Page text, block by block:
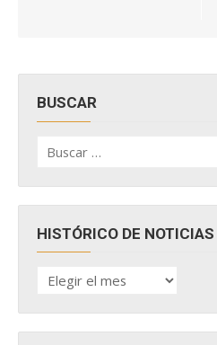
BUSCAR
por:
HISTÓRICO DE NOTICIAS
HISTÓRICO
DE